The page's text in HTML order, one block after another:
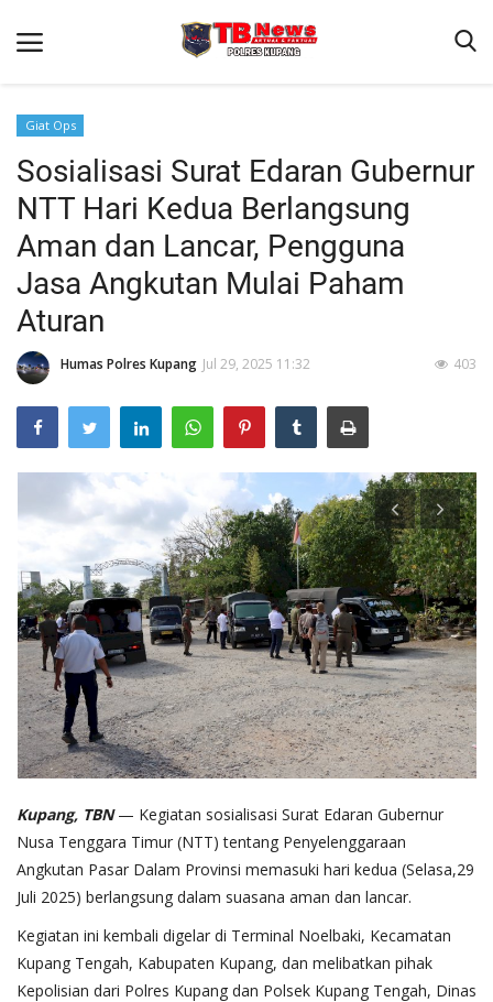
Beranda
Terms & Conditions
Reskrim
Binkam
Giat Ops
Lantas
Jurnal Kamtibmas
Satwil
Giat Ops
Sosialisasi Surat Edaran Gubernur
NTT Hari Kedua Berlangsung
Aman dan Lancar, Pengguna
Jasa Angkutan Mulai Paham
Aturan
Humas Polres Kupang Jul 29, 2025 11:32 403
Kupang, TBN— Kegiatan sosialisasi Surat Edaran Gubernur
Nusa Tenggara Timur (NTT) tentang Penyelenggaraan
Angkutan Pasar Dalam Provinsi memasuki hari kedua (Selasa,29
Juli 2025) berlangsung dalam suasana aman dan lancar.
Kegiatan ini kembali digelar di Terminal Noelbaki, Kecamatan
Kupang Tengah, Kabupaten Kupang, dan melibatkan pihak
Kepolisian dari Polres Kupang dan Polsek Kupang Tengah, Dinas